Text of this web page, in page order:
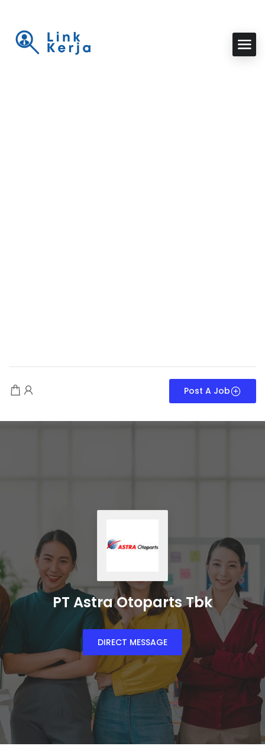
Post A Job
PT Astra Otoparts Tbk
DIRECT MESSAGE